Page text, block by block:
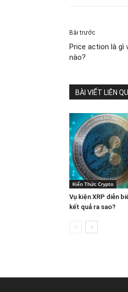
Bài trước
Price action là gì
nào?
BÀI VIẾT LIÊN
Kiến Thức Crypto
Vụ kiện XRP diễn
kết quả ra sao?